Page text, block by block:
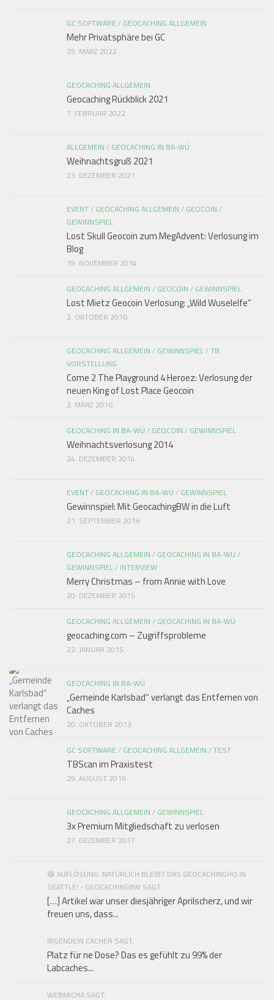
GC SOFTWARE / GEOCACHING ALLGEMEIN
Mehr Privatsphäre bei GC
25. MÄRZ 2022
GEOCACHING ALLGEMEIN
Geocaching Rückblick 2021
7. FEBRUAR 2022
ALLGEMEIN / GEOCACHING IN BA-WÜ
Weihnachtsgruß 2021
23. DEZEMBER 2021
EVENT/ GEOCACHING ALLGEMEIN / GEOCOIN /
GEWINNSPIEL
Lost Skull Geocoin zum MegAdvent: Verlosung im
Blog
19. NOVEMBER 2014
GEOCACHING ALLGEMEIN / GEOCOIN / GEWINNSPIEL
Lost Mietz Geocoin Verlosung: „Wild Wuselelfe“
2. OKTOBER 2016
GEOCACHING ALLGEMEIN / GEWINNSPIEL/TB
VORSTELLUNG
Come 2 The Playground 4 Heroez: Verlosung der
neuen King of Lost Place Geocoin
2. MÄRZ 2016
GEOCACHING IN BA-WÜ / GEOCOIN / GEWINNSPIEL
Weihnachtsverlosung 2014
24. DEZEMBER 2014
EVENT/ GEOCACHING IN BA-WÜ / GEWINNSPIEL
Gewinnspiel: Mit GeocachingBW in die Luft
21. SEPTEMBER 2016
GEOCACHING ALLGEMEIN / GEOCACHING IN BA-WÜ /
GEWINNSPIEL/ INTERVIEW
Merry Christmas – from Annie with Love
20. DEZEMBER 2015
GEOCACHING ALLGEMEIN / GEOCACHING IN BA-WÜ
geocaching.com – Zugriffsprobleme
22. JANUAR 2015
GEOCACHING IN BA-WÜ
„Gemeinde Karlsbad“ verlangt das Entfernen von
Caches
20. OKTOBER 2013
GC SOFTWARE / GEOCACHING ALLGEMEIN /TEST
TBScan im Praxistest
29. AUGUST 2016
GEOCACHING ALLGEMEIN / GEWINNSPIEL
3x Premium Mitgliedschaft zu verlosen
27. DEZEMBER 2017
😄 AUFLÖSUNG: NATÜRLICH BLEIBT DAS GEOCACHINGHQ IN
SEATTLE! - GEOCACHINGBW SAGT:
[…] Artikel war unser diesjähriger Aprilscherz, und wir
freuen uns, dass...
IRGENDEIN CACHER SAGT:
Platz für ne Dose? Das es gefühlt zu 99% der
Labcaches...
WEBMICHA SAGT: